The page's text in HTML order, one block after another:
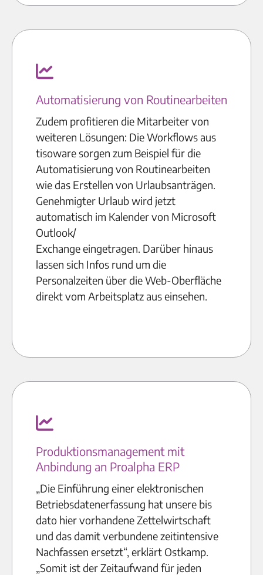
Automatisierung von Routinearbeiten
Zudem profitieren die Mitarbeiter von
weiteren Lösungen: Die Workflows aus
tisoware sorgen zum Beispiel für die
Automatisierung von Routinearbeiten
wie das Erstellen von Urlaubsanträgen.
Genehmigter Urlaub wird jetzt
automatisch im Kalender von Microsoft
Outlook/
Exchange eingetragen. Darüber hinaus
lassen sich Infos rund um die
Personalzeiten über die Web-Oberfläche
direkt vom Arbeitsplatz aus einsehen.
Produktionsmanagement mit
Anbindung an Proalpha ERP
„Die Einführung einer elektronischen
Betriebsdatenerfassung hat unsere bis
dato hier vorhandene Zettelwirtschaft
und das damit verbundene zeitintensive
Nachfassen ersetzt“, erklärt Ostkamp.
„Somit ist der Zeitaufwand für jeden